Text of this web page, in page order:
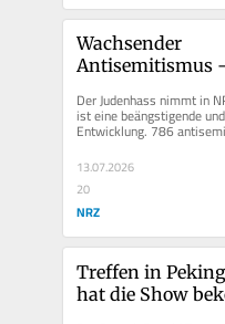
Wachsender
Antisemitismus
Der Judenhass nimmt in
ist eine beängstigende
Entwicklung. 786
Straftaten in einem Jahr,
13.07.2026
20
NRZ
Treffen in
hat die Show